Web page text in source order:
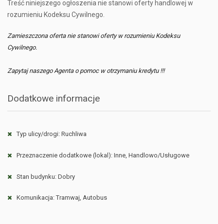
Treść niniejszego ogłoszenia nie stanowi oferty handlowej w
rozumieniu Kodeksu Cywilnego.
Zamieszczona oferta nie stanowi oferty w rozumieniu Kodeksu
Cywilnego.
Zapytaj naszego Agenta o pomoc w otrzymaniu kredytu !!!
Dodatkowe informacje
Typ ulicy/drogi: Ruchliwa
Przeznaczenie dodatkowe (lokal): Inne, Handlowo/Usługowe
Stan budynku: Dobry
Komunikacja: Tramwaj, Autobus